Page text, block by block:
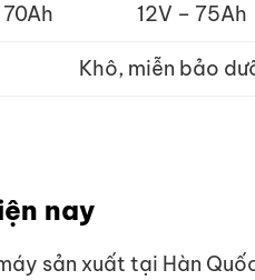
12V – 75Ah
Khô, miễn bảo
nay
sản xuất tại Hàn